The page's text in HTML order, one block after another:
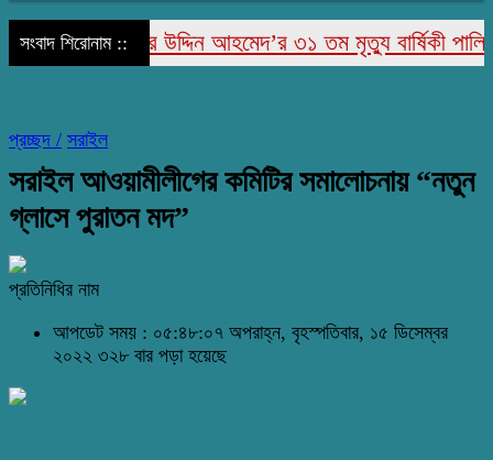
সংবাদ শিরোনাম ::
মরহুম জামির উদ্দিন আহমেদ’র ৩১ তম মৃত্যু বার্ষিকী পালিত
প্রচ্ছদ / সরাইল
সরাইল আওয়ামীলীগের কমিটির সমালোচনায় “নতুন
গ্লাসে পুরাতন মদ”
প্রতিনিধির নাম
আপডেট সময় : ০৫:৪৮:০৭ অপরাহ্ন, বৃহস্পতিবার, ১৫ ডিসেম্বর
২০২২ ৩২৮ বার পড়া হয়েছে